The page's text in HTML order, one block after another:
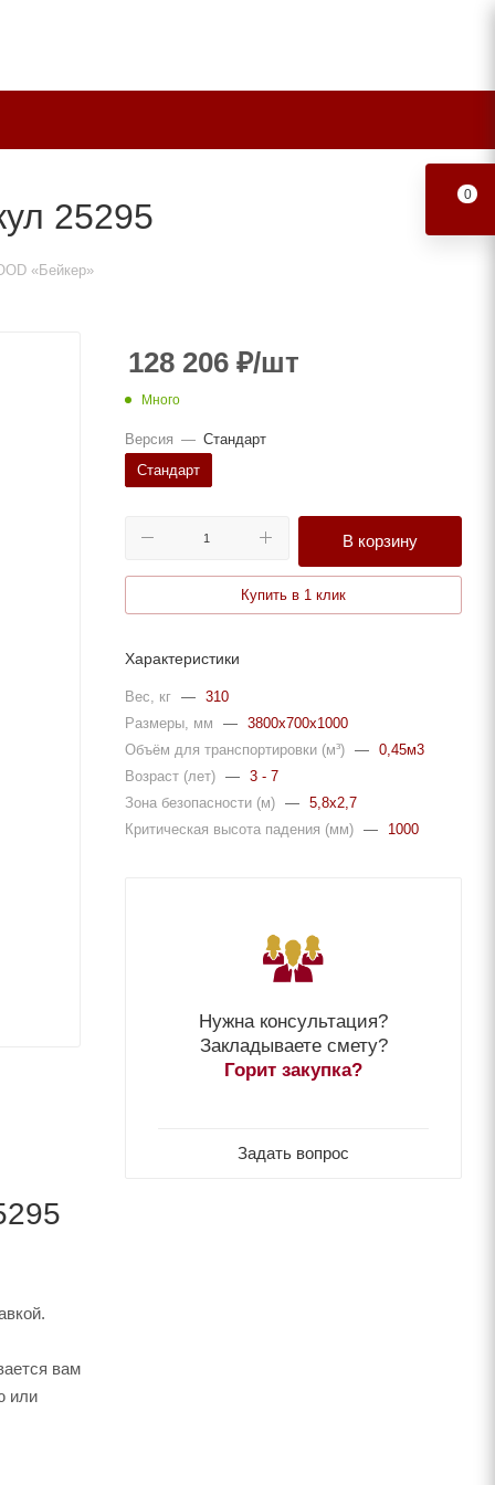
25295
«Бейкер»
вам
или
128 206 ₽/шт
Много
Версия — Стандарт
Стандарт
В корзину
Купить в 1 клик
Характеристики
Вес, кг — 310
Размеры, мм
— 3800x700x1000
Объём для транспортировки (м³) — 0,45м3
Возраст (лет) — 3 - 7
Зона безопасности (м) — 5,8x2,7
Критическая высота падения (мм) — 1000
Нужна консультация?
Закладываете смету?
Горит закупка?
Задать вопрос
0